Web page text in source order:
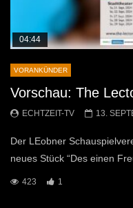
04:44
VORANKÜNDER
Vorschau: The
ECHTZEIT-TV 13.
Der LEobner
neues Stück “Des einen
423 1